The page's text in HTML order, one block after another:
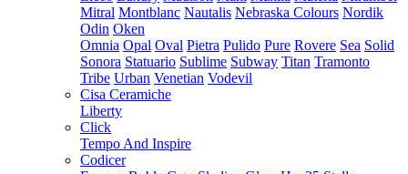
Mitral Montblanc Nautalis Nebraska Colours Nordik
Odin Oken
Omnia Opal Oval Pietra Pulido Pure Rovere Sea Solid
Sonora Statuario Sublime Subway Titan Tramonto
Tribe Urban Venetian Vodevil
Cisa Ceramiche
Liberty
Click
Tempo And Inspire
Codicer